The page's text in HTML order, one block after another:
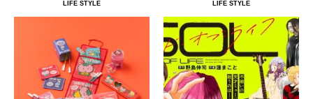
LIFE STYLE
LIFE STYLE